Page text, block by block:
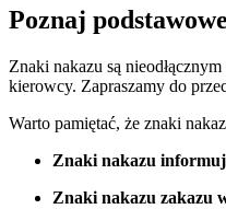
Poznaj
Znaki nakazu są
kierowcy. Zapraszamy‌ do
Warto pamiętać, że znaki
Znaki⁣ nakazu
Znaki ‍nakazu zakazu